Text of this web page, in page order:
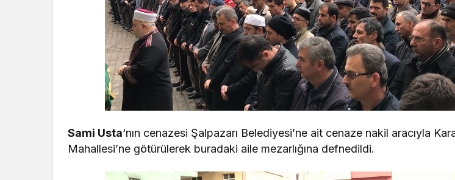
Sami Usta‘nın cenazesi Şalpazarı Belediyesi’ne ait cenaze nakil aracıyla
Mahallesi’ne götürülerek buradaki aile mezarlığına defnedildi.